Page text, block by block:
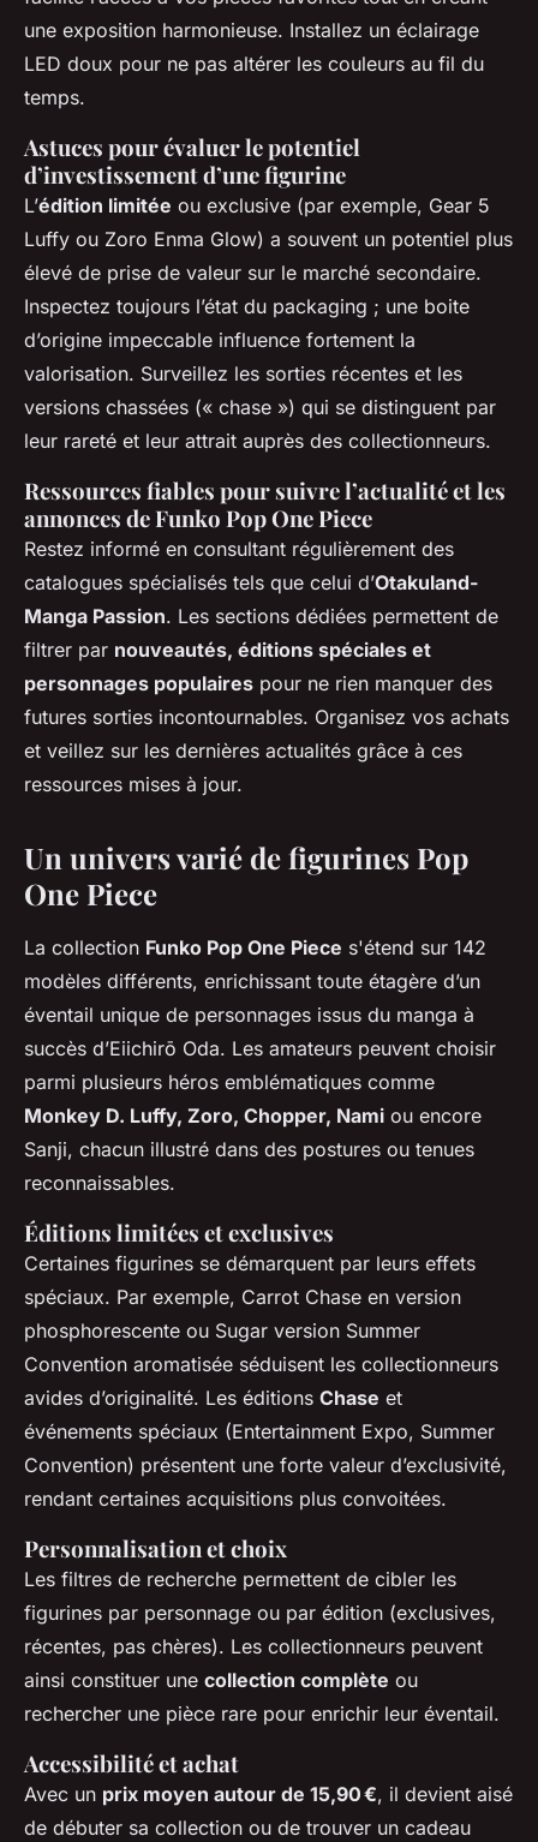
une exposition harmonieuse. Installez un éclairage
LED doux pour ne pas altérer les couleurs au fil du
temps.
Astuces pour évaluer le potentiel
d’investissement d’une figurine
L’édition limitée ou exclusive (par exemple, Gear 5
Luffy ou Zoro Enma Glow) a souvent un potentiel plus
élevé de prise de valeur sur le marché secondaire.
Inspectez toujours l’état du packaging ; une boite
d’origine impeccable influence fortement la
valorisation. Surveillez les sorties récentes et les
versions chassées (« chase ») qui se distinguent par
leur rareté et leur attrait auprès des collectionneurs.
Ressources fiables pour suivre l’actualité et les
annonces de Funko Pop One Piece
Restez informé en consultant régulièrement des
catalogues spécialisés tels que celui d’Otakuland-
Manga Passion. Les sections dédiées permettent de
filtrer par nouveautés, éditions spéciales et
personnages populaires pour ne rien manquer des
futures sorties incontournables. Organisez vos achats
et veillez sur les dernières actualités grâce à ces
ressources mises à jour.
Un univers varié de figurines Pop
One Piece
La collection Funko Pop One Piece s'étend sur 142
modèles différents, enrichissant toute étagère d’un
éventail unique de personnages issus du manga à
succès d’Eiichirō Oda. Les amateurs peuvent choisir
parmi plusieurs héros emblématiques comme
Monkey D. Luffy, Zoro, Chopper, Nami ou encore
Sanji, chacun illustré dans des postures ou tenues
reconnaissables.
Éditions limitées et exclusives
Certaines figurines se démarquent par leurs effets
spéciaux. Par exemple, Carrot Chase en version
phosphorescente ou Sugar version Summer
Convention aromatisée séduisent les collectionneurs
avides d’originalité. Les éditions Chase et
événements spéciaux (Entertainment Expo, Summer
Convention) présentent une forte valeur d’exclusivité,
rendant certaines acquisitions plus convoitées.
Personnalisation et choix
Les filtres de recherche permettent de cibler les
figurines par personnage ou par édition (exclusives,
récentes, pas chères). Les collectionneurs peuvent
ainsi constituer une collection complète ou
rechercher une pièce rare pour enrichir leur éventail.
Accessibilité et achat
Avec un prix moyen autour de 15,90 €, il devient aisé
de débuter sa collection ou de trouver un cadeau